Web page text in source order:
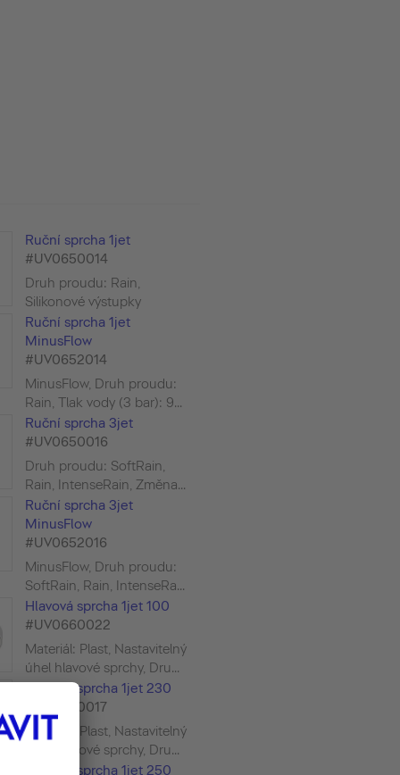
Ruční sprcha 1jet
#UV0650014
Druh proudu: Rain,
Silikonové výstupky
Ruční sprcha 1jet
MinusFlow
#UV0652014
MinusFlow, Druh proudu:
Rain, Tlak vody (3 bar): 9...
Ruční sprcha 3jet
#UV0650016
Druh proudu: SoftRain,
Rain, IntenseRain, Změna...
Ruční sprcha 3jet
MinusFlow
#UV0652016
MinusFlow, Druh proudu:
SoftRain, Rain, IntenseRa...
Hlavová sprcha 1jet 100
#UV0660022
Materiál: Plast, Nastavitelný
úhel hlavové sprchy, Dru...
Hlavová sprcha 1jet 230
#UV0660017
Materiál: Plast, Nastavitelný
úhel hlavové sprchy, Dru...
Hlavová sprcha 1jet 250